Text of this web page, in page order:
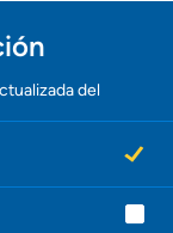
del